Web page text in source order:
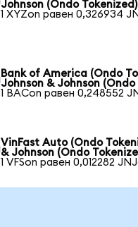
Johnson (Ondo Tokenized)
1 XYZon равен 0,326934
Bank of America (Ondo
Johnson & Johnson (Ondo
1 BACon равен 0,248552
VinFast Auto (Ondo
& Johnson (Ondo
1 VFSon равен 0,012282